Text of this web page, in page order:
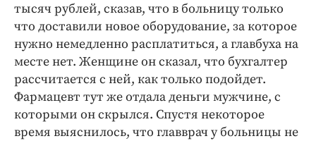
Происшествия
Спорт
Экономика и бизнес
ПРОЕКТЫ
Блоги
Издания
тысяч рублей, сказав, что в больницу только
что доставили новое оборудование, за которое
нужно немедленно расплатиться, а главбуха на
месте нет. Женщине он сказал, что бухгалтер
рассчитается с ней, как только подойдет.
Фармацевт тут же отдала деньги мужчине, с
которыми он скрылся. Спустя некоторое
время выяснилось, что главврач у больницы не